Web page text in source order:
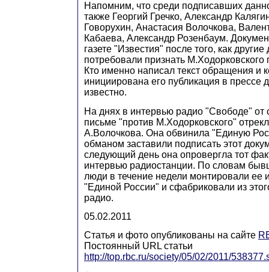
Напомним, что среди подписавших
также Георгий Гречко, Александр
Говорухин, Анастасия Волочкова,
Кабаева, Александр Розенбаум.
газете "Известия" после того, как другие
потребовали признать
Кто именно написал текст обращения и
инициирована его публикация в прессе
известно.
На днях в интервью радио "Свободе" от
письме "против М.Ходорковского"
А.Волочкова. Она обвинила "Единую
обманом заставили подписать этот
следующий день она опровергла тот
интервью радиостанции. По словам
люди в течение недели монтировали ее
"Единой России" и сфабриковали из
радио.
05.02.2011
Статья и фото опубликованы на сайте
Постоянный URL статьи
http://top.rbc.ru/society/05/02/2011/